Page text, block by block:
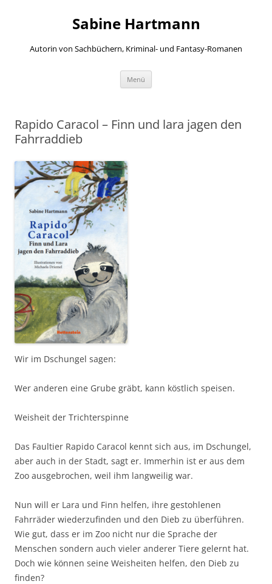
Sabine Hartmann
Autorin von Sachbüchern, Kriminal- und Fantasy-Romanen
Menü
Rapido Caracol – Finn und lara jagen den
Fahrraddieb
Wir im Dschungel sagen:
Wer anderen eine Grube gräbt, kann köstlich speisen.
Weisheit der Trichterspinne
Das Faultier Rapido Caracol kennt sich aus, im Dschungel,
aber auch in der Stadt, sagt er. Immerhin ist er aus dem
Zoo ausgebrochen, weil ihm langweilig war.
Nun will er Lara und Finn helfen, ihre gestohlenen
Fahrräder wiederzufinden und den Dieb zu überführen.
Wie gut, dass er im Zoo nicht nur die Sprache der
Menschen sondern auch vieler anderer Tiere gelernt hat.
Doch wie können seine Weisheiten helfen, den Dieb zu
finden?